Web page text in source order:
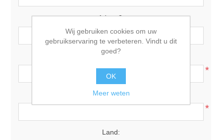
Adres 2:
Postcode:
*
Plaats:
*
Land:
Wij gebruiken cookies om uw
gebruikservaring te verbeteren. Vindt u dit
goed?
OK
Meer weten